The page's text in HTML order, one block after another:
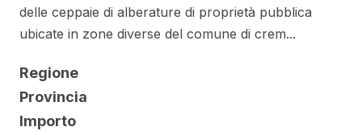
delle ceppaie di alberature di proprietà pubblica
ubicate in zone diverse del comune di crem...
Regione
Provincia
Importo